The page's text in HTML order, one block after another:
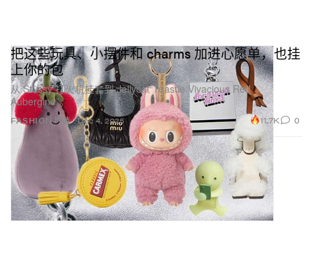
FASHION 时装
把这些玩具、小摆件和 charms 加进心愿单，也挂
上你的包
从 Stüssy 打火机挂套到 Jellycat“Toastie Vivacious Red
Aubergine”。
Dec 4, 2025 11.7K 0